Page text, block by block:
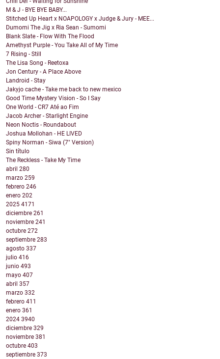
M & J - BYE BYE BABY...
Stitched Up Heart x NOAPOLOGY x Judge & Jury - MEE...
Dumomi The Jig x Ria Sean - Sumomi
Blank Slate - Flow With The Flood
Amethyst Purple - You Take All of My Time
7 Rising - Still
The Lisa Song - Reetoxa
Jon Century - A Place Above
Landroid - Stay
Jakyjo cache - Take me back to new mexico
Good Time Mystery Vision - So I Say
One World - CR7 Até ao Fim
Jacob Archer - Starlight Engine
Neon Noctis - Roundabout
Joshua Mollohan - HE LIVED
Spiny Norman - Siwa (7" Version)
Sin título
The Reckless - Take My Time
abril 280
marzo 259
febrero 246
enero 202
2025 4171
diciembre 261
noviembre 241
octubre 272
septiembre 283
agosto 337
julio 416
junio 493
mayo 407
abril 357
marzo 332
febrero 411
enero 361
2024 3940
diciembre 329
noviembre 381
octubre 403
septiembre 373